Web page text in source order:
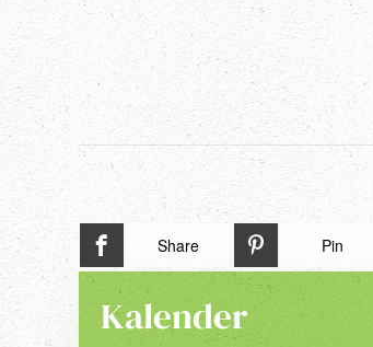
Share Pin
Kalender